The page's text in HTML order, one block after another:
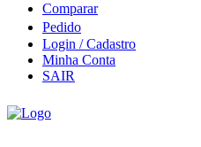
Comparar
Pedido
Login / Cadastro
Minha Conta
SAIR